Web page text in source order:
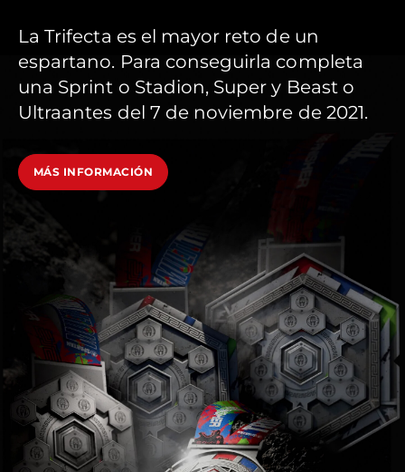
La Trifecta es el mayor reto de un
espartano. Para conseguirla completa
una Sprint o Stadion, Super y Beast o
Ultraantes del 7 de noviembre de 2021.
MÁS INFORMACIÓN